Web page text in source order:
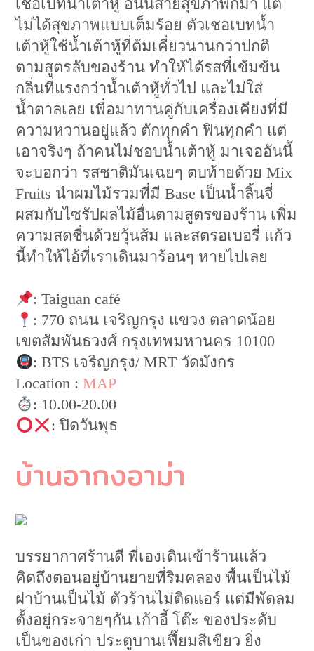
เชอเบทน้ำเต้าหู้ อันนี้สายสุขภาพก็มา แต่
ไม่ได้สุขภาพแบบเต็มร้อย ตัวเชอเบทน้ำ
เต้าหู้ใช้น้ำเต้าหู้ที่ต้มเคี่ยวนานกว่าปกติ
ตามสูตรลับของร้าน ทำให้ได้รสที่เข้มข้น
กลิ่นที่แรงกว่าน้ำเต้าหู้ทั่วไป และไม่ใส่
น้ำตาลเลย เพื่อมาทานคู่กับเครื่องเคียงที่มี
ความหวานอยู่แล้ว ตักทุกคำ ฟินทุกคำ แต่
เอาจริงๆ ถ้าคนไม่ชอบน้ำเต้าหู้ มาเจออันนี้
จะบอกว่า รสชาติมันเฉยๆ ตบท้ายด้วย Mix
Fruits นำผมไม้รวมที่มี Base เป็นน้ำลิ้นจี่
ผสมกับไซรัปผลไม้อื่นตามสูตรของร้าน เพิ่ม
ความสดชื่นด้วยวุ้นส้ม และสตรอเบอรี่ แก้ว
นี้ทำให้ไอ้ที่เราเดินมาร้อนๆ หายไปเลย
: Taiguan café
: 770 ถนน เจริญกรุง แขวง ตลาดน้อย
เขตสัมพันธวงศ์ กรุงเทพมหานคร 10100
: BTS เจริญกรุง/ MRT วัดมังกร
Location :MAP
: 10.00-20.00
: ปิดวันพุธ
บ้านอากงอาม่า
บรรยากาศร้านดี พี่เองเดินเข้าร้านแล้ว
คิดถึงตอนอยู่บ้านยายที่ริมคลอง พื้นเป็นไม้
ฝาบ้านเป็นไม้ ตัวร้านไม่ติดแอร์ แต่มีพัดลม
ตั้งอยู่กระจายๆกัน เก้าอี้ โต๊ะ ของประดับ
เป็นของเก่า ประตูบานเฟี๊ยมสีเขียว ยิ่ง